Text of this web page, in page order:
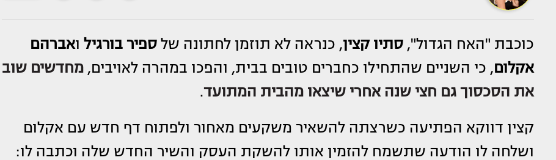
כוכבת "האח הגדול",סתיו קצין, כנראה לא תוזמן לחתונה שלספיר בורגיל ואברהם
אקלום, כי השניים שהתחילו כחברים טובים בבית, והפכו במהרה לאויבים,מחדשים שוב
את הסכסוך גם חצי שנה אחרי שיצאו מהבית המתועד.
קצין דווקא הפתיעה כשרצתה להשאיר משקעים מאחור ולפתוח דף חדש עם אקלום
ושלחה לו הודעה שתשמח להזמין אותו להשקת העסק והשיר החדש שלה וכתבה לו: